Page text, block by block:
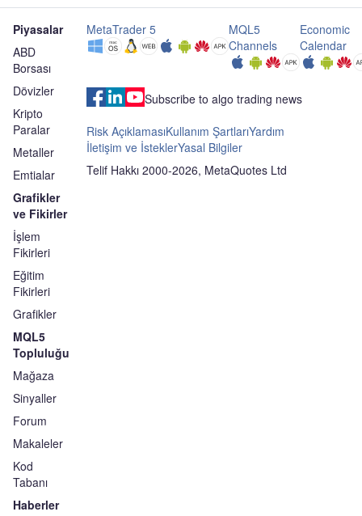
Piyasalar
ABD
Borsası
Dövizler
Kripto
Paralar
Metaller
Emtialar
Grafikler
ve Fikirler
İşlem
Fikirleri
Eğitim
Fikirleri
Grafikler
MQL5
Topluluğu
Mağaza
Sinyaller
Forum
Makaleler
Kod
Tabanı
Haberler
MetaTrader 5
MQL5
Channels
Economic
Calendar
Subscribe to algo trading news
Risk AçıklamasıKullanım ŞartlarıYardım
İletişim ve İsteklerYasal Bilgiler
Telif Hakkı 2000-2026, MetaQuotes Ltd